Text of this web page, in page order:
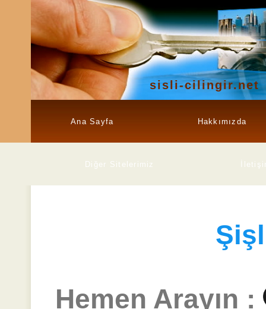
sisli-cilingir.net
Ana Sayfa Hakkımızda
Diğer Sitelerimiz
Hemen Arayın :